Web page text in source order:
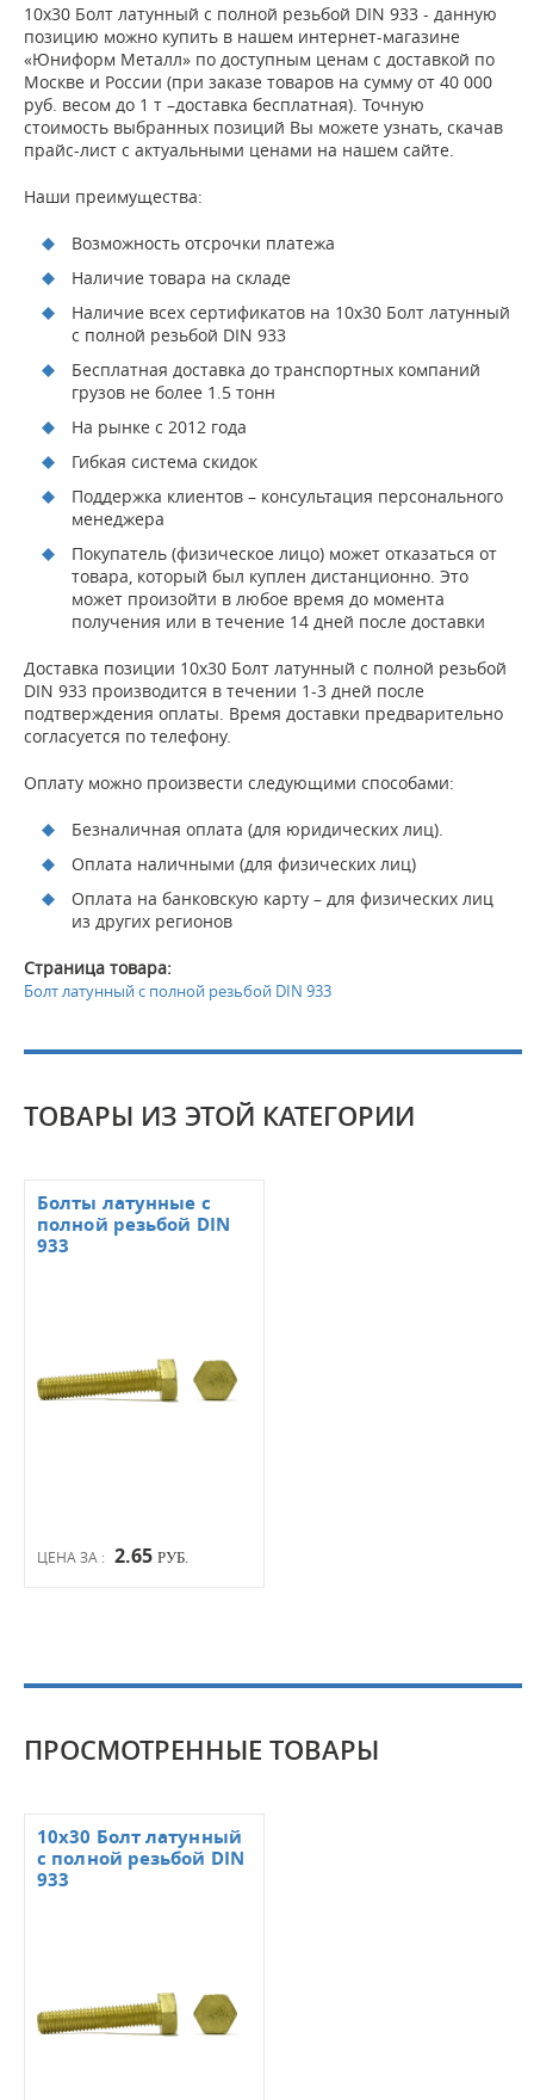
10х30 Болт латунный с полной резьбой DIN 933 - данную
позицию можно купить в нашем интернет-магазине
«Юниформ Металл» по доступным ценам с доставкой по
Москве и России (при заказе товаров на сумму от 40 000
руб. весом до 1 т –доставка бесплатная). Точную
стоимость выбранных позиций Вы можете узнать, скачав
прайс-лист с актуальными ценами на нашем сайте.
Наши преимущества:
Возможность отсрочки платежа
Наличие товара на складе
Наличие всех сертификатов на 10х30 Болт латунный
с полной резьбой DIN 933
Бесплатная доставка до транспортных компаний
грузов не более 1.5 тонн
На рынке с 2012 года
Гибкая система скидок
Поддержка клиентов – консультация персонального
менеджера
Покупатель (физическое лицо) может отказаться от
товара, который был куплен дистанционно. Это
может произойти в любое время до момента
получения или в течение 14 дней после доставки
Доставка позиции 10х30 Болт латунный с полной резьбой
DIN 933 производится в течении 1-3 дней после
подтверждения оплаты. Время доставки предварительно
согласуется по телефону.
Оплату можно произвести следующими способами:
Безналичная оплата (для юридических лиц).
Оплата наличными (для физических лиц)
Оплата на банковскую карту – для физических лиц
из других регионов
Страница товара:
Болт латунный с полной резьбой DIN 933
ТОВАРЫ ИЗ ЭТОЙ КАТЕГОРИИ
ЦЕНА ЗА : 2.65 РУБ.
Болты латунные с
полной резьбой DIN
933
ПРОСМОТРЕННЫЕ ТОВАРЫ
10х30 Болт латунный
с полной резьбой DIN
933